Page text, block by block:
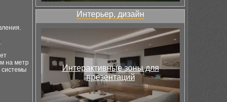
на метр
системы
Интерьер, дизайн
Интерактивные зоны для
презентаций